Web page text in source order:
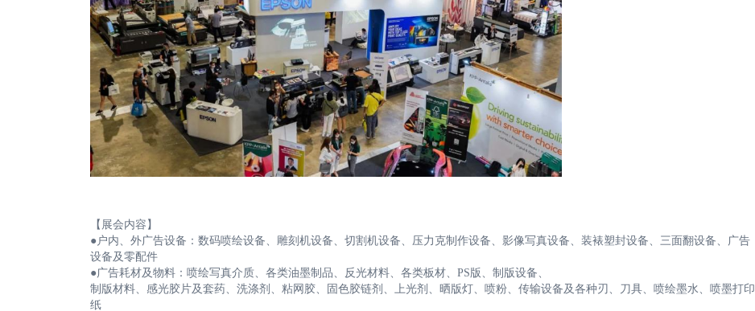
【展会内容】
●户内、外广告设备：数码喷绘设备、雕刻机设备、切割机设备、压力克制作设备、影像写真设备、装裱塑封设备、三面翻设备、广告
设备及零配件
●广告耗材及物料：喷绘写真介质、各类油墨制品、反光材料、各类板材、PS版、制版设备、
制版材料、感光胶片及套药、洗涤剂、粘网胶、固色胶链剂、上光剂、晒版灯、喷粉、传输设备及各种刃、刀具、喷绘墨水、喷墨打印
纸